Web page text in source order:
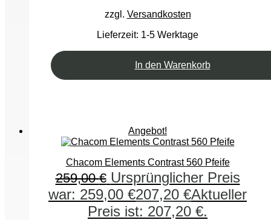
zzgl. Versandkosten
Lieferzeit: 1-5 Werktage
In den Warenkorb
Angebot!
Chacom Elements Contrast 560 Pfeife
259,00€ Ursprünglicher Preis
war: 259,00 €207,20 €Aktueller
Preis ist: 207,20 €.